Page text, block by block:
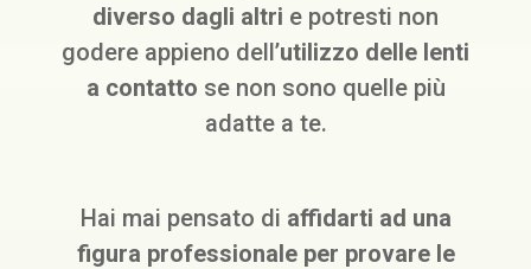
diverso dagli altri e potresti non
godere appieno dell’utilizzo delle lenti
a contatto se non sono quelle più
adatte a te.
Hai mai pensato di affidarti ad una
figura professionale per provare le